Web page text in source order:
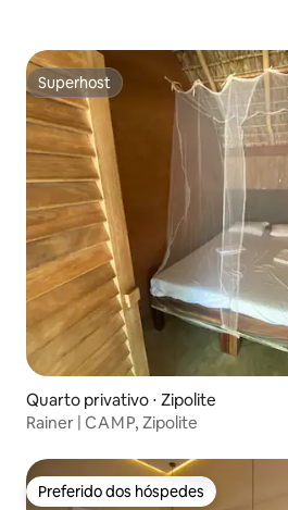
Superhost
Superhost
Quarto privativo ⋅ Zipolite
Rainer | C A M P, Zipolite
Preferido dos hóspedes
Preferido dos hóspedes